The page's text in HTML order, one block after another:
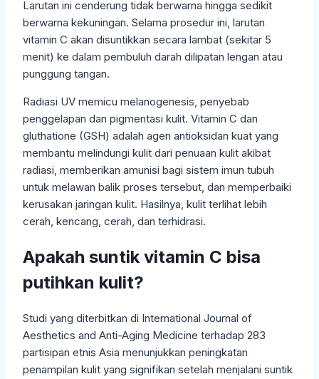
Larutan ini cenderung tidak berwarna hingga sedikit
berwarna kekuningan. Selama prosedur ini, larutan
vitamin C akan disuntikkan secara lambat (sekitar 5
menit) ke dalam pembuluh darah dilipatan lengan atau
punggung tangan.
Radiasi UV memicu melanogenesis, penyebab
penggelapan dan pigmentasi kulit. Vitamin C dan
gluthatione (GSH) adalah agen antioksidan kuat yang
membantu melindungi kulit dari penuaan kulit akibat
radiasi, memberikan amunisi bagi sistem imun tubuh
untuk melawan balik proses tersebut, dan memperbaiki
kerusakan jaringan kulit. Hasilnya, kulit terlihat lebih
cerah, kencang, cerah, dan terhidrasi.
Apakah suntik vitamin C bisa
putihkan kulit?
Studi yang diterbitkan di International Journal of
Aesthetics and Anti-Aging Medicine terhadap 283
partisipan etnis Asia menunjukkan peningkatan
penampilan kulit yang signifikan setelah menjalani suntik